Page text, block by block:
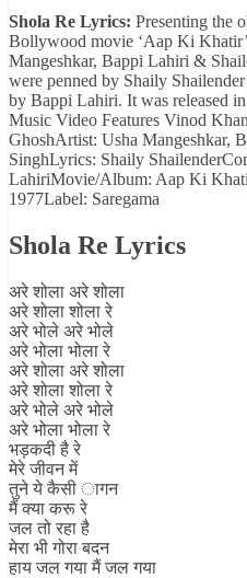
Shola Re Lyrics: Presenting the
Bollywood movie ‘Aap Ki
Mangeshkar, Bappi Lahiri &
were penned by Shaily
by Bappi Lahiri. It was released
Music Video Features Vinod
GhoshArtist: Usha Mangeshkar,
SinghLyrics: Shaily
LahiriMovie/Album: Aap Ki
1977Label: Saregama
Shola Re Lyrics
अरे शोला अरे शोला
अरे शोला शोला रे
अरे भोले अरे भोले
अरे भोला भोला रे
अरे शोला अरे शोला
अरे शोला शोला रे
अरे भोले अरे भोले
अरे भोला भोला रे
भड़कदी है रे
मेरे जीवन में
तुने ये कैसी ागन
मैं क्या करू रे
जल तो रहा है
मेरा भी गोरा बदन
हाय जल गया मैं जल गया